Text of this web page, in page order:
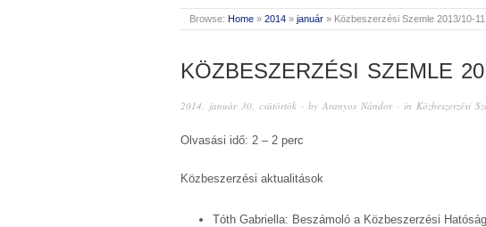
Browse: Home » 2014 » január » Közbeszerzési Szemle 2013/10-11
KÖZBESZERZÉSI SZEMLE
2014. január 30. csütörtök · by Aranyos Nándor· in Közbeszerzési
Olvasási idő: 2 – 2 perc
Közbeszerzési aktualitások
Tóth Gabriella: Beszámoló a Közbeszerzési